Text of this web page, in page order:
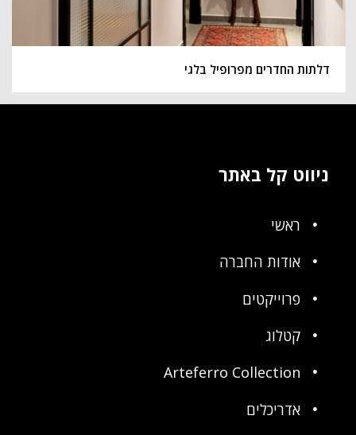
דלתות החדרים מפרופיל בלגי
ניווט קל באתר
ראשי
אודות החברה
פרוייקטים
קטלוג
Arteferro Collection
אדריכלים